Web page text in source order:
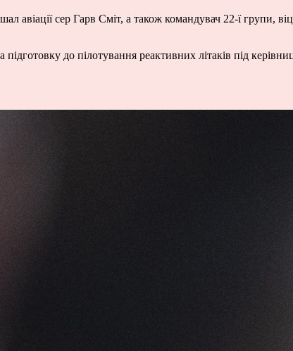
сер Гарв Сміт, а також командувач 22-ї групи,
до пілотування реактивних літаків під